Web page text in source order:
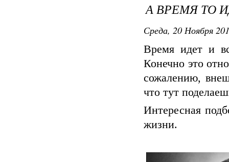
А ВРЕМЯ ТО
Среда, 20 Ноября
Время идет и
Конечно это
сожалению,
что тут
Интересная
жизни.